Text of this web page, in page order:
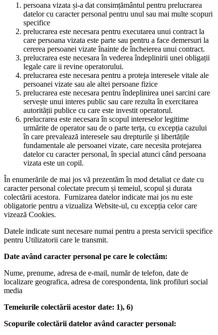
persoana vizata și-a dat consimțământul pentru prelucrarea
datelor cu caracter personal pentru unul sau mai multe scopuri
specifice
prelucrarea este necesara pentru executarea unui contract la
care persoana vizata este parte sau pentru a face demersuri la
cererea persoanei vizate înainte de încheierea unui contract.
prelucrarea este necesara în vederea îndeplinirii unei obligații
legale care ii revine operatorului.
prelucrarea este necesara pentru a proteja interesele vitale ale
persoanei vizate sau ale altei persoane fizice
prelucrarea este necesara pentru îndeplinirea unei sarcini care
servește unui interes public sau care rezulta în exercitarea
autorității publice cu care este investit operatorul.
prelucrarea este necesara în scopul intereselor legitime
urmărite de operator sau de o parte terța, cu excepția cazului
în care prevalează interesele sau drepturile și libertățile
fundamentale ale persoanei vizate, care necesita protejarea
datelor cu caracter personal, în special atunci când persoana
vizata este un copil.
În enumerările de mai jos vă prezentăm în mod detaliat ce date cu
caracter personal colectate precum și temeiul, scopul și durata
colectării acestora. Furnizarea datelor indicate mai jos nu este
obligatorie pentru a vizualiza Website-ul, cu excepția celor care
vizează Cookies.
Datele indicate sunt necesare numai pentru a presta servicii specifice
pentru Utilizatorii care le transmit.
Date având caracter personal pe care le colectăm:
Nume, prenume, adresa de e-mail, număr de telefon, date de
localizare geografica, adresa de corespondenta, link profiluri social
media
Temeiurile colectării acestor date: 1), 6)
Scopurile colectării datelor având caracter personal: